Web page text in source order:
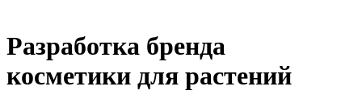
Разработка бренда
косметики для растений